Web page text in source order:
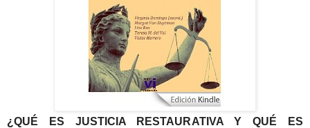
¿QUÉ ES JUSTICIA RESTAURATIVA Y QUÉ ES